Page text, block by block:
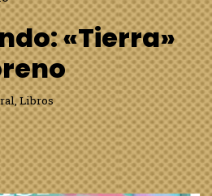
«Tierra»
,Libros